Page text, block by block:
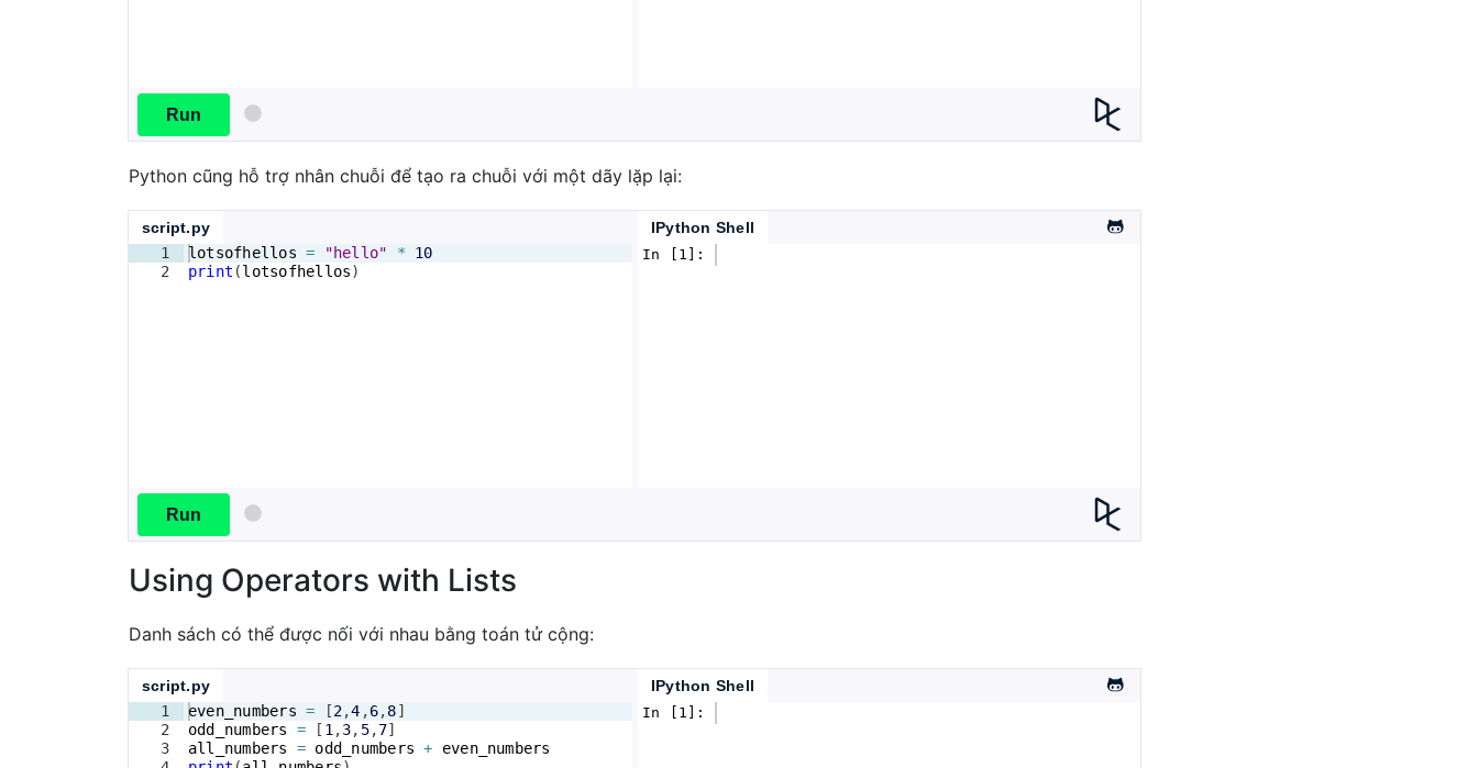
Run
Python cũng hỗ trợ nhân chuỗi để tạo ra chuỗi với một dãy lặp lại:
script.py
1
2
lotsofhellos = "hello" *
10
print (lotsofhellos)
IPython Shell
In [1]:
Run
Using Operators with Lists
Danh sách có thể được nối với nhau bằng toán tử cộng:
script.py
1
2
3
even_numbers = [2,4 ,6,8]
odd_numbers
= [ 1 ,3, 5,7]
all_numbers
= odd_numbers +
even_numbers
IPython Shell
In [1]: